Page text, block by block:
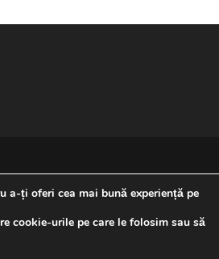
LA ÎNCEPUTUL PAGINII
a-ți oferi cea mai bună experiență pe
cookie-urile pe care le folosim sau să